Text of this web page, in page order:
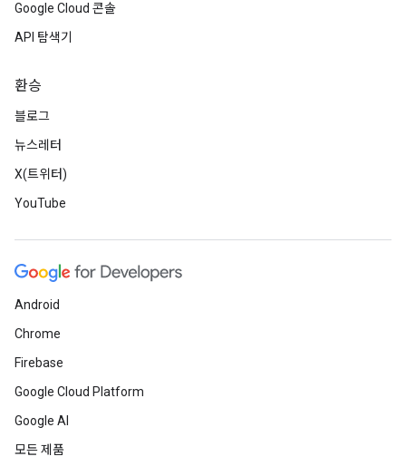
Google Cloud 콘솔
API 탐색기
환승
블로그
뉴스레터
X(트위터)
YouTube
Android
Chrome
Firebase
Google Cloud Platform
Google AI
모든 제품